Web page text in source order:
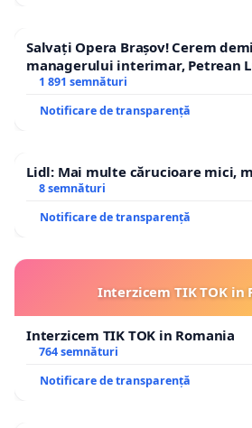
Salvați Opera Brașov! Cerem
managerului interimar, Petrean
1 891 semnături
Notificare de transparență
Lidl: Mai multe cărucioare mici,
8 semnături
Notificare de transparență
Interzicem TIK TOK in
Interzicem TIK TOK in Romania
764 semnături
Notificare de transparență